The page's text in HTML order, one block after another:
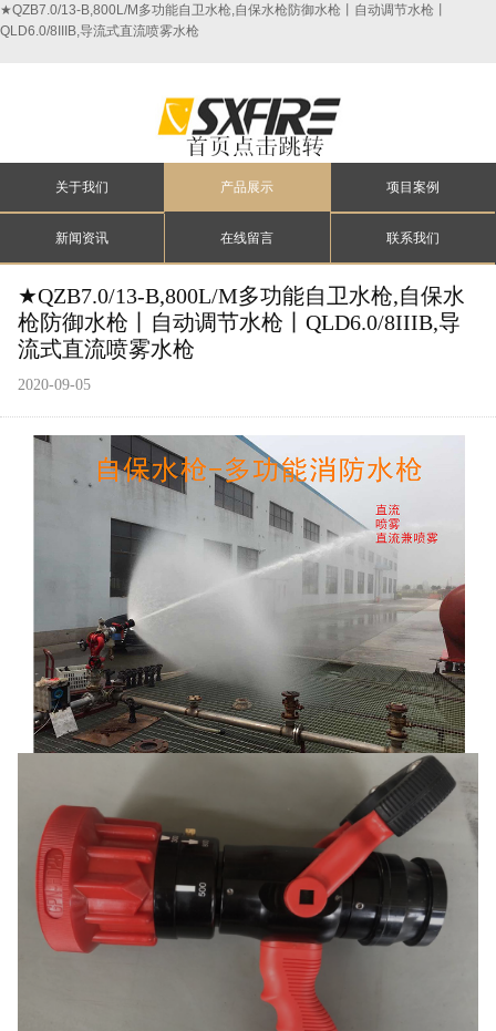
★QZB7.0/13-B,800L/M多功能自卫水枪,自保水枪防御水枪丨自动调节水枪丨
QLD6.0/8IIIB,导流式直流喷雾水枪
关于我们 产品展示 项目案例
新闻资讯 在线留言 联系我们
★QZB7.0/13-B,800L/M多功能自卫水枪,自保水
枪防御水枪丨自动调节水枪丨QLD6.0/8IIIB,导
流式直流喷雾水枪
2020-09-05